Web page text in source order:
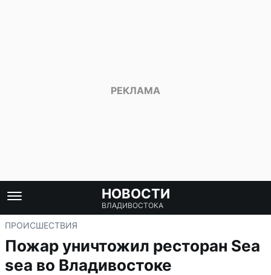
НОВОСТИ
ВЛАДИВОСТОКА
ПРОИСШЕСТВИЯ
Пожар уничтожил ресторан Sea
sea во Владивостоке